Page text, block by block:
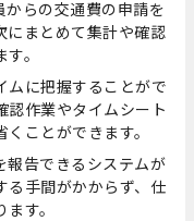
らの交通費の申請を
にまとめて集計や確認
。
ムに把握することがで
認作業やタイムシート
ことができます。
報告できるシステムが
る手間がかからず、仕
す。